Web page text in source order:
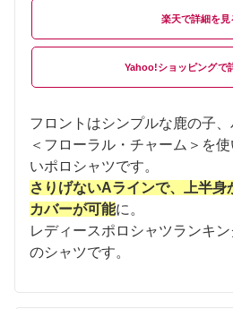
楽天
Yahoo!ショッピング
フロントはシンプルな鹿の子
＜フローラル・チャーム＞を
いポロシャツです。
さりげないAラインで、上半身
カバーが可能に。
レディースポロシャツランキ
のシャツです。